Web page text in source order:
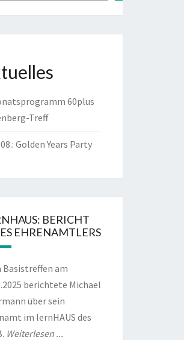
60plus
Treff
Golden Years Party
BERICHT
EHRENAMTLERS
Basistreffen am
berichtete Michael
über sein
im lernHAUS des
Weiterlesen ...